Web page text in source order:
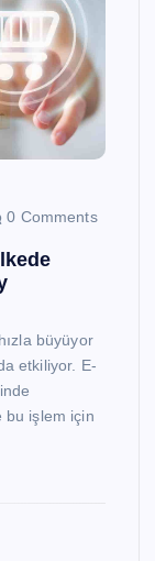
0 Comments
büyüyor
etkiliyor. E-
bu işlem için